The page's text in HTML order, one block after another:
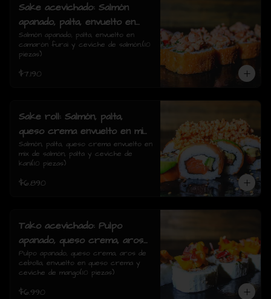
Sake acevichado: Salmón
apanado, palta, envuelto en
camarón furai y ceviche de
salmón.(10 piezas)
Salmón apanado, palta, envuelto en
camarón furai y ceviche de salmón.(10
piezas)
$7.190
Sake roll: Salmón, palta,
queso crema envuelto en mix
de salmón, palta y ceviche de
kani(10 piezas)
Salmón, palta, queso crema envuelto en
mix de salmón, palta y ceviche de
kani(10 piezas)
$6.890
Tako acevichado: Pulpo
apanado, queso crema, aros
de cebolla, envuelto en queso
crema y ceviche de mango(10
Pulpo apanado, queso crema, aros de
cebolla, envuelto en queso crema y
ceviche de mango(10 piezas)
$6.990